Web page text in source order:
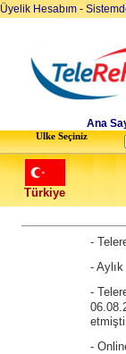
Üyelik Hesabım -
Ana
Ulke Seçiniz
Türkiye
-
-
-
-